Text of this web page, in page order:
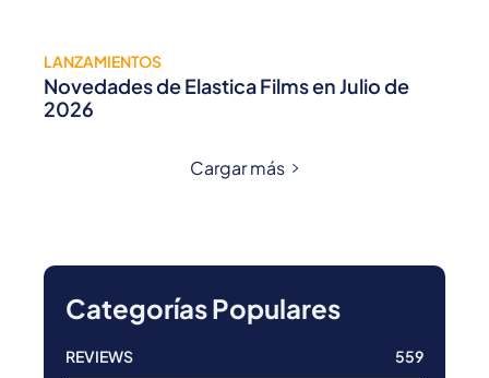
LANZAMIENTOS
Novedades de Elastica Films en Julio de
2026
Cargar más
Categorías Populares
REVIEWS 559